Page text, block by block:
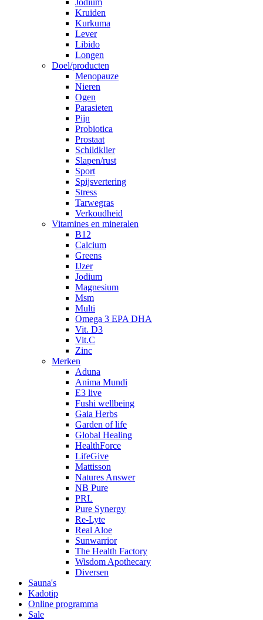
Kruiden
Kurkuma
Lever
Libido
Longen
Doel/producten
Menopauze
Nieren
Ogen
Parasieten
Pijn
Probiotica
Prostaat
Schildklier
Slapen/rust
Sport
Spijsvertering
Stress
Tarwegras
Verkoudheid
Vitamines en mineralen
B12
Calcium
Greens
IJzer
Jodium
Magnesium
Msm
Multi
Omega 3 EPA DHA
Vit. D3
Vit.C
Zinc
Merken
Aduna
Anima Mundi
E3 live
Fushi wellbeing
Gaia Herbs
Garden of life
Global Healing
HealthForce
LifeGive
Mattisson
Natures Answer
NB Pure
PRL
Pure Synergy
Re-Lyte
Real Aloe
Sunwarrior
The Health Factory
Wisdom Apothecary
Diversen
Sauna's
Kadotip
Online programma
Sale